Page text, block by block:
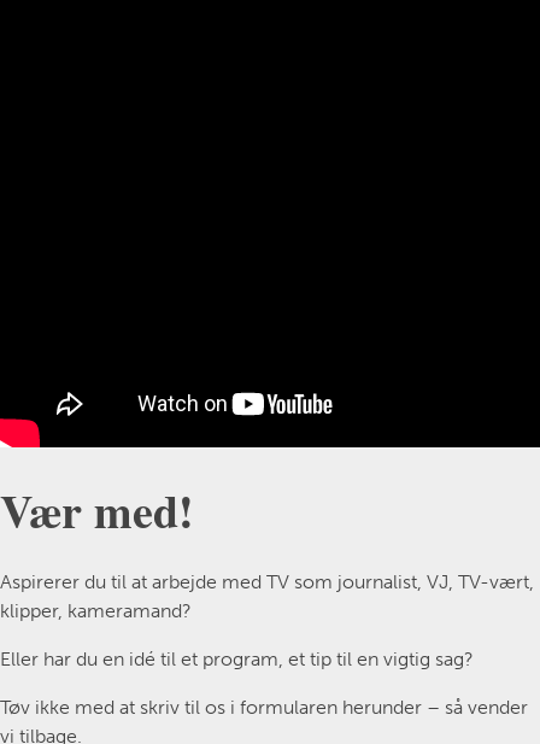
Vær med!
Aspirerer du til at arbejde med TV som journalist, VJ, TV-vært,
klipper, kameramand?
Eller har du en idé til et program, et tip til en vigtig sag?
Tøv ikke med at skriv til os i formularen herunder – så vender
vi tilbage.